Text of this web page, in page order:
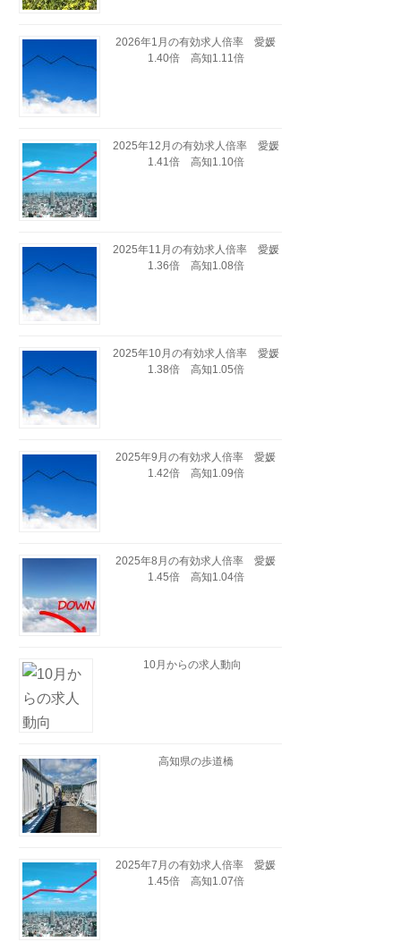
2026年1月の有効求人倍率 愛媛
1.40倍 高知1.11倍
2025年12月の有効求人倍率 愛媛
1.41倍 高知1.10倍
2025年11月の有効求人倍率 愛媛
1.36倍 高知1.08倍
2025年10月の有効求人倍率 愛媛
1.38倍 高知1.05倍
2025年9月の有効求人倍率 愛媛
1.42倍 高知1.09倍
2025年8月の有効求人倍率 愛媛
1.45倍 高知1.04倍
10月からの求人動向
高知県の歩道橋
2025年7月の有効求人倍率 愛媛
1.45倍 高知1.07倍